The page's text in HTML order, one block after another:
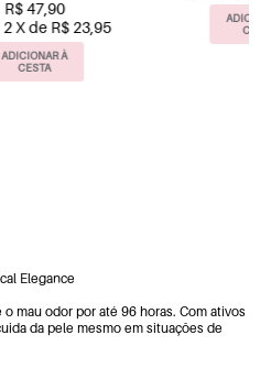
Elegance
mau odor por até 96 horas. Com ativos
da pele mesmo em situações de